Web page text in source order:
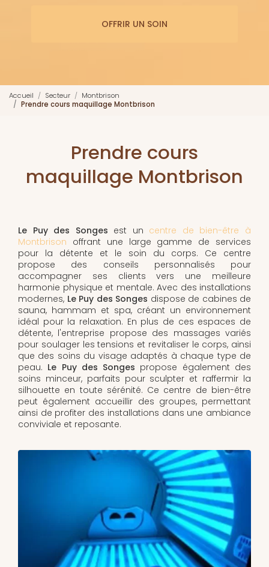
OFFRIR UN SOIN
Accueil Secteur
Montbrison
Prendre cours maquillage Montbrison
Prendre cours
maquillage Montbrison
Le Puy des Songes est un centre de bien-être à
Montbrison offrant une large gamme de services
pour la détente et le soin du corps. Ce centre
propose des conseils personnalisés pour
accompagner ses clients vers une meilleure
harmonie physique et mentale. Avec des installations
modernes, Le Puy des Songes dispose de cabines de
sauna, hammam et spa, créant un environnement
idéal pour la relaxation. En plus de ces espaces de
détente, l'entreprise propose des massages variés
pour soulager les tensions et revitaliser le corps, ainsi
que des soins du visage adaptés à chaque type de
peau. Le Puy des Songes propose également des
soins minceur, parfaits pour sculpter et raffermir la
silhouette en toute sérénité. Ce centre de bien-être
peut également accueillir des groupes, permettant
ainsi de profiter des installations dans une ambiance
conviviale et reposante.